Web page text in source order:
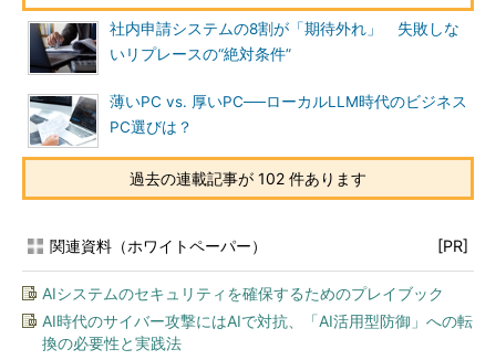
社内申請システムの8割が「期待外れ」 失敗しな
いリプレースの“絶対条件”
薄いPC vs. 厚いPC──ローカルLLM時代のビジネス
PC選びは？
過去の連載記事が 102 件あります
関連資料（ホワイトペーパー） [PR]
AIシステムのセキュリティを確保するためのプレイブック
AI時代のサイバー攻撃にはAIで対抗、「AI活用型防御」への転
換の必要性と実践法